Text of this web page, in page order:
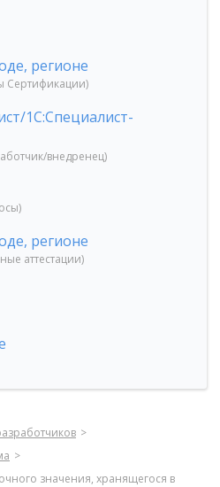
регионе
Сертификации)
1С:Специалист-
внедренец)
регионе
аттестации)
значения, хранящегося в